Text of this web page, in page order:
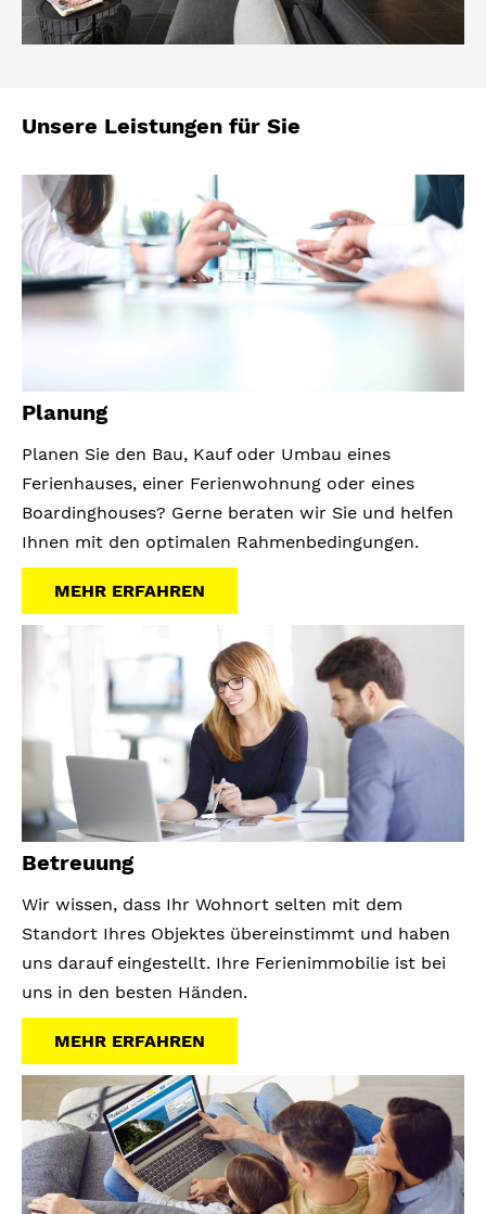
Unsere Leistungen für Sie
Planung
Planen Sie den Bau, Kauf oder Umbau eines
Ferienhauses, einer Ferienwohnung oder eines
Boardinghouses? Gerne beraten wir Sie und helfen
Ihnen mit den optimalen Rahmenbedingungen.
MEHR ERFAHREN
Betreuung
Wir wissen, dass Ihr Wohnort selten mit dem
Standort Ihres Objektes übereinstimmt und haben
uns darauf eingestellt. Ihre Ferienimmobilie ist bei
uns in den besten Händen.
MEHR ERFAHREN